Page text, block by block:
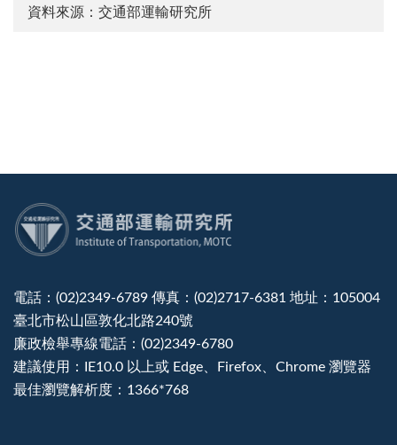
資料來源：交通部運輸研究所
電話：(02)2349-6789 傳真：(02)2717-6381 地址：105004
臺北市松山區敦化北路240號
廉政檢舉專線電話：(02)2349-6780
建議使用：IE10.0 以上或 Edge、Firefox、Chrome 瀏覽器
最佳瀏覽解析度：1366*768